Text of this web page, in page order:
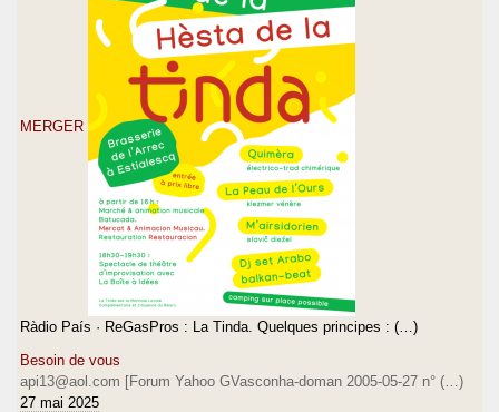
MERGER
Ràdio País · ReGasPros : La Tinda. Quelques principes : (…)
Besoin de vous
api13@aol.com [Forum Yahoo GVasconha-doman 2005-05-27 n° (…)
27 mai 2025